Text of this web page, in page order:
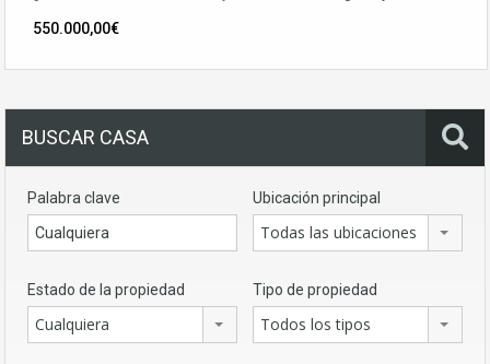
550.000,00€
BUSCAR CASA
Palabra clave Ubicación principal
Todas las ubicaciones
Estado de la propiedad
Cualquiera
Tipo de propiedad
Todos los tipos